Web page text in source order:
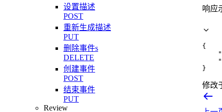
设置描述
POST
重新生成描述
PUT
删除事件s
DELETE
创建事件
POST
结束事件
PUT
Review
响应
{
}
修改